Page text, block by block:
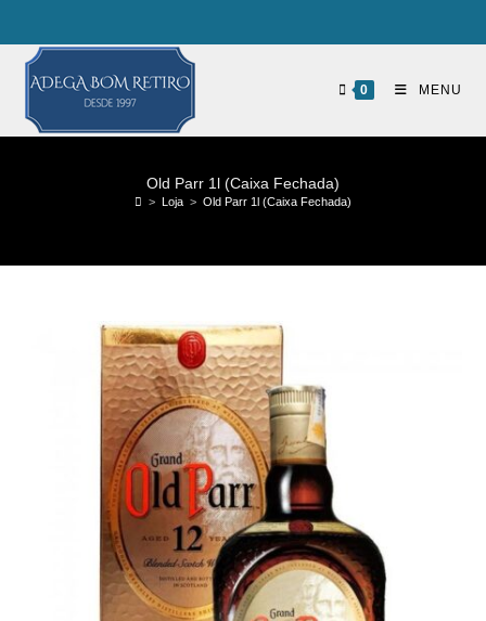
0 MENU
Old Parr 1l (Caixa Fechada)
> Loja > Old Parr 1l (Caixa Fechada)